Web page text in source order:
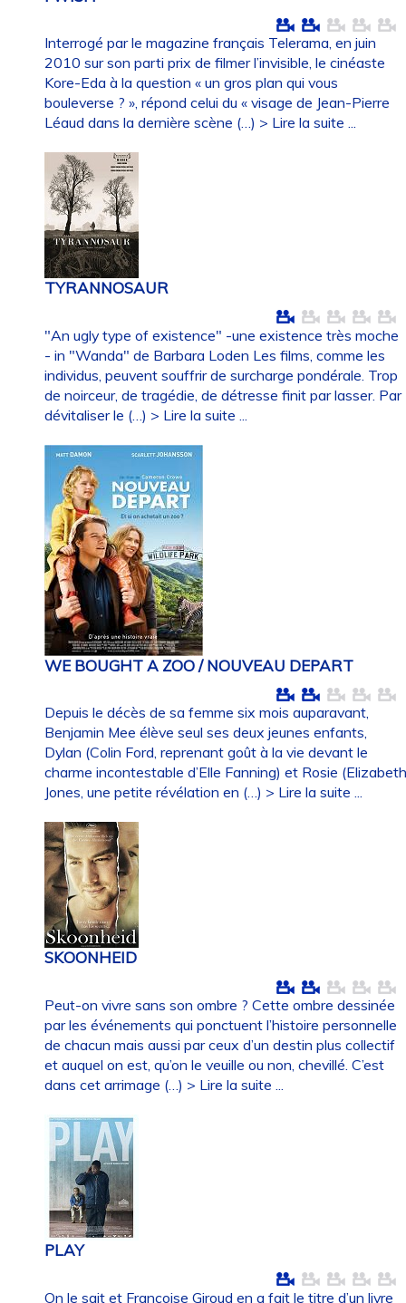
Interrogé par le magazine français Telerama, en juin
2010 sur son parti prix de filmer l’invisible, le cinéaste
Kore-Eda à la question « un gros plan qui vous
bouleverse ? », répond celui du « visage de Jean-Pierre
Léaud dans la dernière scène (…) > Lire la suite ...
TYRANNOSAUR
"An ugly type of existence" -une existence très moche
- in "Wanda" de Barbara Loden Les films, comme les
individus, peuvent souffrir de surcharge pondérale. Trop
de noirceur, de tragédie, de détresse finit par lasser. Par
dévitaliser le (…) > Lire la suite ...
WE BOUGHT A ZOO / NOUVEAU DEPART
Depuis le décès de sa femme six mois auparavant,
Benjamin Mee élève seul ses deux jeunes enfants,
Dylan (Colin Ford, reprenant goût à la vie devant le
charme incontestable d’Elle Fanning) et Rosie
Jones, une petite révélation en (…) > Lire la suite ...
SKOONHEID
Peut-on vivre sans son ombre ? Cette ombre dessinée
par les événements qui ponctuent l’histoire personnelle
de chacun mais aussi par ceux d’un destin plus collectif
et auquel on est, qu’on le veuille ou non, chevillé. C’est
dans cet arrimage (…) > Lire la suite ...
PLAY
On le sait et Françoise Giroud en a fait le titre d’un livre